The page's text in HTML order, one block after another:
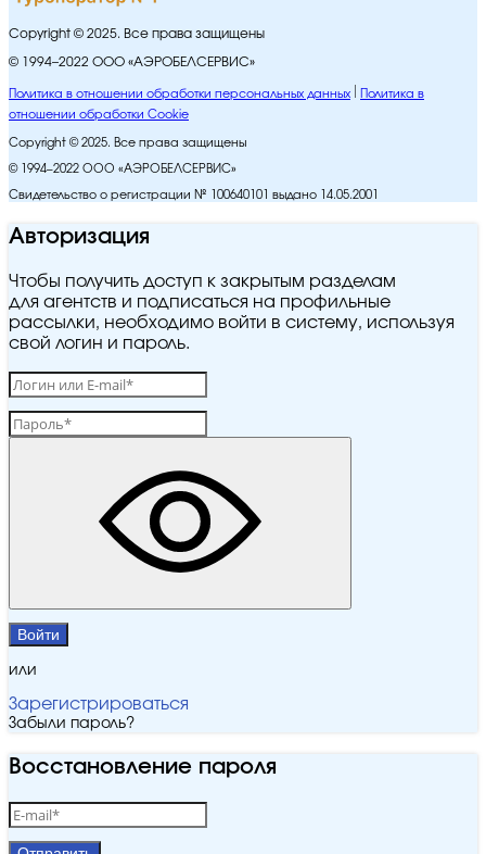
Copyright © 2025. Все права защищены
© 1994–2022 ООО «АЭРОБЕЛСЕРВИС»
Политика в отношении обработки персональных данных
Политика в
отношении обработки Cookie
Copyright © 2025. Все права защищены
© 1994–2022 ООО «АЭРОБЕЛСЕРВИС»
Свидетельство о регистрации № 100640101 выдано 14.05.2001
Авторизация
Чтобы получить доступ к закрытым разделам
для агентств и подписаться на профильные
рассылки, необходимо войти в систему, используя
свой логин и пароль.
Войти
или
Зарегистрироваться
Забыли пароль?
Восстановление пароля